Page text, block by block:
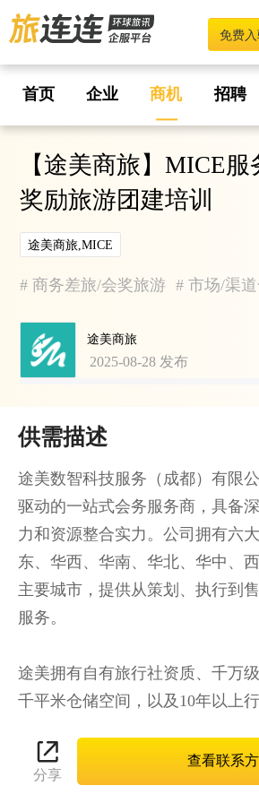
免费入
首页 企业 商机 招聘
【途美商旅】MICE
奖励旅游团建培训
途美商旅,MICE
# 商务差旅/会奖旅游 # 市场/渠
途美商旅
2025-08-28 发布
分享
查看联系
供需描述
途美数智科技服务（成都）有限
驱动的一站式会务服务商，具备
力和资源整合实力。公司拥有六
东、华西、华南、华北、华中、
主要城市，提供从策划、执行到
服务。
途美拥有自有旅行社资质、千万
千平米仓储空间，以及10年以上
队，致力于为客户提供“管家式
忧”的高品质会议与活动体验。